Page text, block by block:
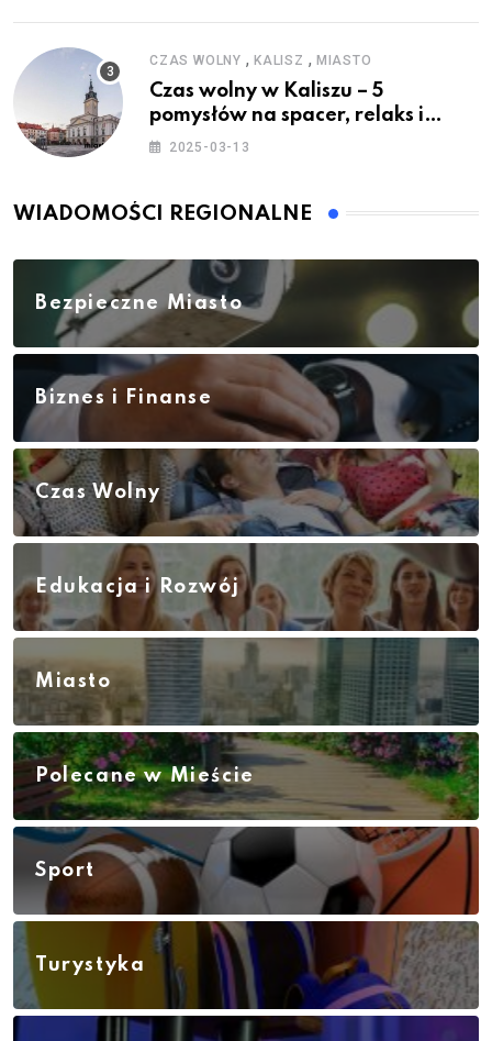
CZAS WOLNY , KALISZ , MIASTO
Czas wolny w Kaliszu – 5
pomysłów na spacer, relaks i
rodzinne atrakcje
2025-03-13
WIADOMOŚCI REGIONALNE
Bezpieczne Miasto
Biznes i Finanse
Czas Wolny
Edukacja i Rozwój
Miasto
Polecane w Mieście
Sport
Turystyka